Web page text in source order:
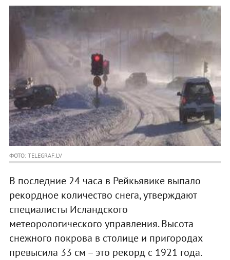
ФОТО: TELEGRAF.LV
В последние 24 часа в Рейкьявике выпало
рекордное количество снега, утверждают
специалисты Исландского
метеорологического управления. Высота
снежного покрова в столице и пригородах
превысила 33 см – это рекорд с 1921 года.